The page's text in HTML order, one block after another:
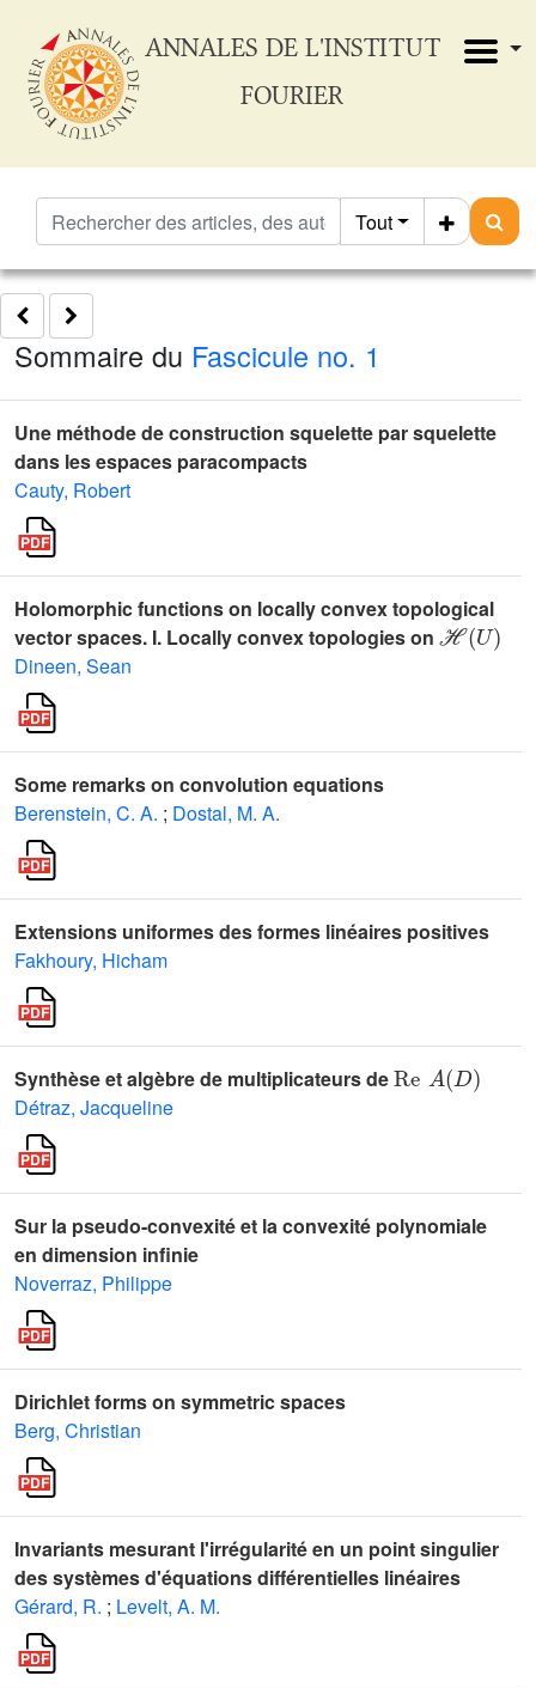
ANNALES DE L'INSTITUT
FOURIER
Tout
Sommaire du Fascicule no. 1
Une méthode de construction squelette par squelette
dans les espaces paracompacts
Cauty, Robert
Holomorphic functions on locally convex topological
vector spaces. I. Locally convex topologies on
ℋ(U)
Dineen, Sean
Some remarks on convolution equations
Berenstein, C. A. ; Dostal, M. A.
Extensions uniformes des formes linéaires positives
Fakhoury, Hicham
Synthèse et algèbre de multiplicateurs de
A( D
Détraz, Jacqueline
Sur la pseudo-convexité et la convexité polynomiale
en dimension infinie
Noverraz, Philippe
Dirichlet forms on symmetric spaces
Berg, Christian
Invariants mesurant l'irrégularité en un point singulier
des systèmes d'équations différentielles linéaires
Gérard, R. ; Levelt, A. M.